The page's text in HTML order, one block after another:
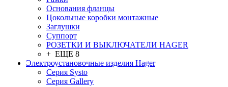
Основания фланцы
Цокольные коробки монтажные
Заглушки
Суппорт
РОЗЕТКИ И ВЫКЛЮЧАТЕЛИ HAGER
+ ЕЩЕ 8
Электроустановочные изделия Hager
Серия Systo
Серия Gallery